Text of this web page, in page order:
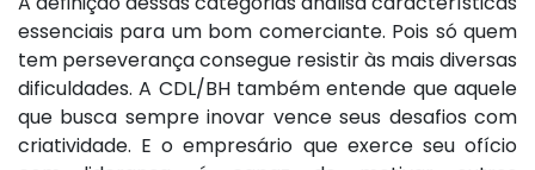
essenciais para um bom comerciante. Pois só quem
tem perseverança consegue resistir às mais diversas
dificuldades. A CDL/BH também entende que aquele
que busca sempre inovar vence seus desafios com
criatividade. E o empresário que exerce seu ofício